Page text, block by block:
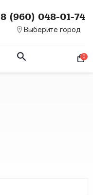
room Выберите город
8 (960) 048-01-74
0